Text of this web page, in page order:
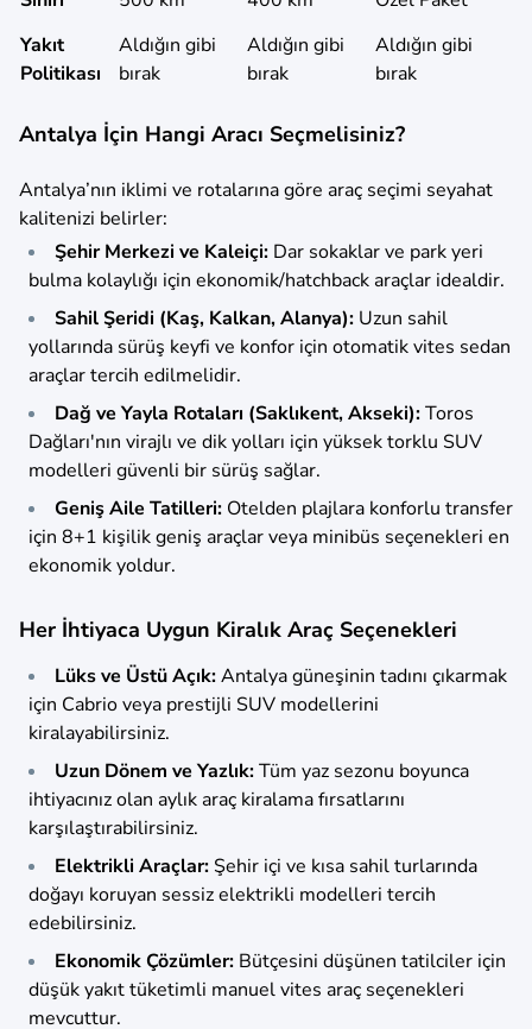
Yakıt
Politikası
Aldığın gibi
bırak
Aldığın gibi
bırak
Aldığın gibi
bırak
Antalya İçin Hangi Aracı Seçmelisiniz?
Antalya’nın iklimi ve rotalarına göre araç seçimi seyahat
kalitenizi belirler:
Şehir Merkezi ve Kaleiçi: Dar sokaklar ve park yeri
bulma kolaylığı için ekonomik/hatchback araçlar idealdir.
Sahil Şeridi (Kaş, Kalkan, Alanya): Uzun sahil
yollarında sürüş keyfi ve konfor için otomatik vites sedan
araçlar tercih edilmelidir.
Dağ ve Yayla Rotaları (Saklıkent, Akseki):Toros
Dağları'nın virajlı ve dik yolları için yüksek torklu SUV
modelleri güvenli bir sürüş sağlar.
Geniş Aile Tatilleri: Otelden plajlara konforlu transfer
için 8+1 kişilik geniş araçlar veya minibüs seçenekleri en
ekonomik yoldur.
Her İhtiyaca Uygun Kiralık Araç Seçenekleri
Lüks ve Üstü Açık:Antalya güneşinin tadını çıkarmak
için Cabrio veya prestijli SUV modellerini
kiralayabilirsiniz.
Uzun Dönem ve Yazlık:Tüm yaz sezonu boyunca
ihtiyacınız olan aylık araç kiralama fırsatlarını
karşılaştırabilirsiniz.
Elektrikli Araçlar: Şehir içi ve kısa sahil turlarında
doğayı koruyan sessiz elektrikli modelleri tercih
edebilirsiniz.
Ekonomik Çözümler: Bütçesini düşünen tatilciler için
düşük yakıt tüketimli manuel vites araç seçenekleri
mevcuttur.